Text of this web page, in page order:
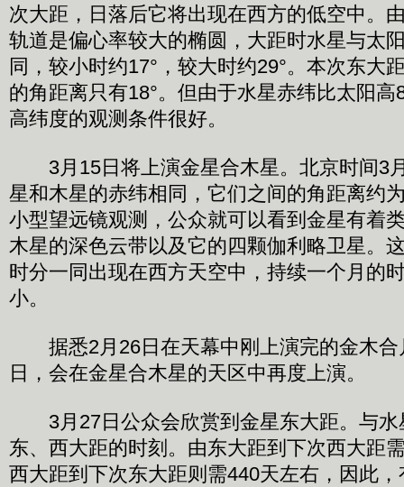
次大距，日落后它将出现在西方的低空中。
轨道是偏心率较大的椭圆，大距时水星与太
同，较小时约17°，较大时约29°。本次东大
的角距离只有18°。但由于水星赤纬比太阳高
高纬度的观测条件很好。
3月15日将上演金星合木星。北京时间3
星和木星的赤纬相同，它们之间的角距离约
小型望远镜观测，公众就可以看到金星有着
木星的深色云带以及它的四颗伽利略卫星。
时分一同出现在西方天空中，持续一个月的
小。
据悉2月26日在天幕中刚上演完的金木合
日，会在金星合木星的天区中再度上演。
3月27日公众会欣赏到金星东大距。与水
东、西大距的时刻。由东大距到下次西大距
西大距到下次东大距则需440天左右，因此